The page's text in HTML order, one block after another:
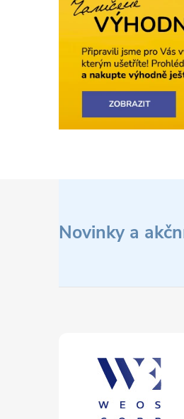
Novinky a